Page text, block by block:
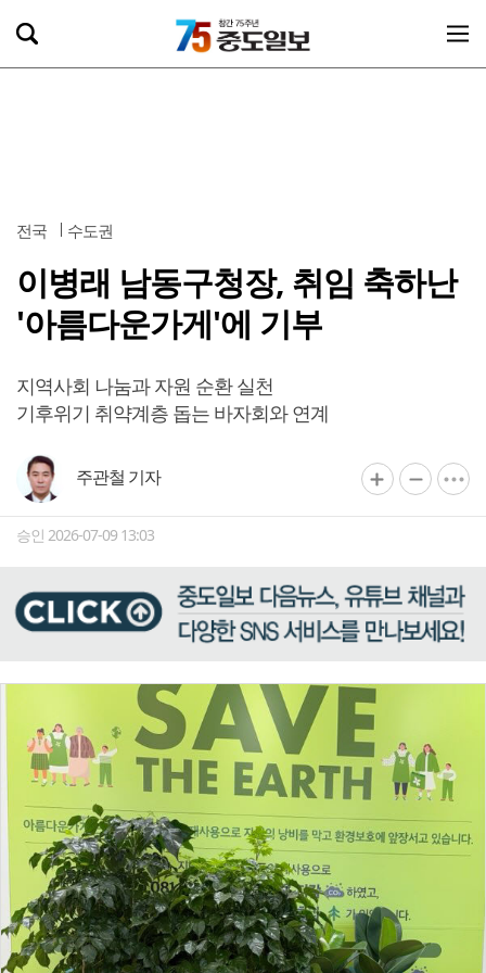
전국 수도권
이병래 남동구청장, 취임 축하난
'아름다운가게'에 기부
지역사회 나눔과 자원 순환 실천
기후위기 취약계층 돕는 바자회와 연계
주관철 기자
승인 2026-07-09 13:03